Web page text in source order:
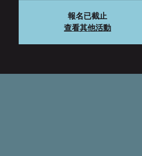
報名已截止
查看其他活動